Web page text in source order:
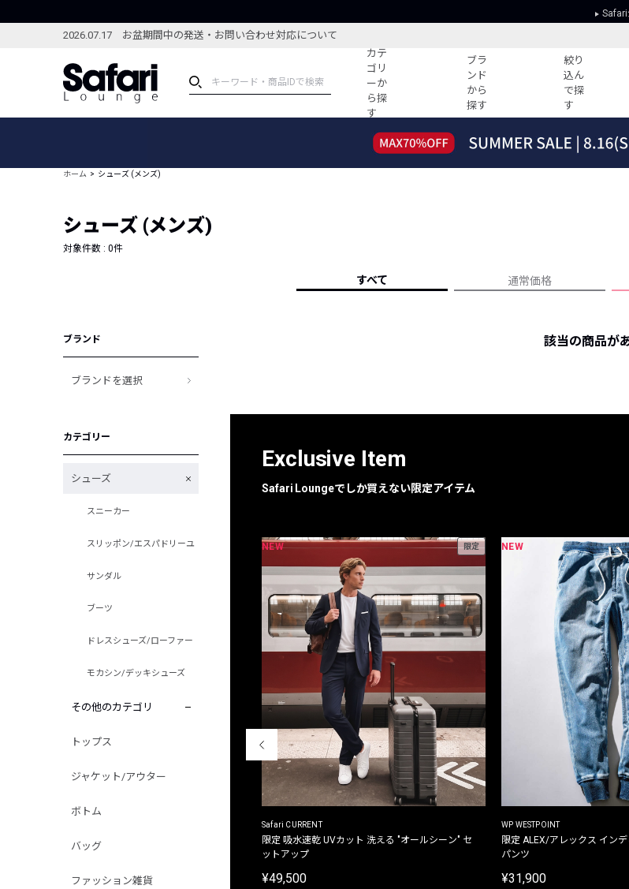
Safari
2026.07.17 お盆期間中の発送・お問い合わせ対応について
カテ
ゴリ
ーか
ら探
す
ブラ
ンド
から
探す
絞り
込ん
で探
す
ブランドから探す
新着アイテム
編集部のおすすめアイテム
すべての記事
人気記事ランキング
フォーカスブランド
ホーム シューズ (メンズ)
シューズ (メンズ)
対象件数 : 0件
すべて 通常価格
ブランド
ブランドを選択
カテゴリー
シューズ
スニーカー
スリッポン/エスパドリーユ
サンダル
ブーツ
ドレスシューズ/ローファー
モカシン/デッキシューズ
その他のカテゴリ
トップス
ジャケット/アウター
ボトム
バッグ
ファッション雑貨
該当の商品が
Exclusive Item
Safari Loungeでしか買えない限定アイテム
限定
別注限定 フード付き チェックシャツジャケット
NEW 限定
Safari CURRENT
限定 吸水速乾 UVカット 洗える "オールシーン" セ
ットアップ
¥49,500
NEW
WP WESTPOINT
限定 ALEX/アレックス イン
パンツ
¥31,900